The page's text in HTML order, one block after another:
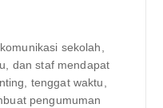
sekolah,
dan staf mendapat
tenggat waktu,
pengumuman